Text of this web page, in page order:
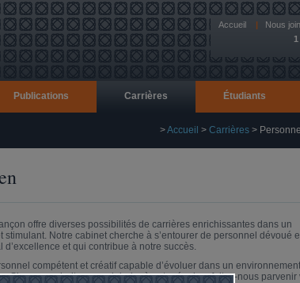
Accueil | Nous
Publications Carrières Étudiants
>Accueil > Carrières >
offre diverses possibilités de carrières enrichissantes dans un
Notre cabinet cherche à s’entourer de personnel dévoué
et qui contribue à notre succès.
compétent et créatif capable d’évoluer dans un environnement
Si vous souhaitez vous joindre à notre équipe, faites-nous parvenir